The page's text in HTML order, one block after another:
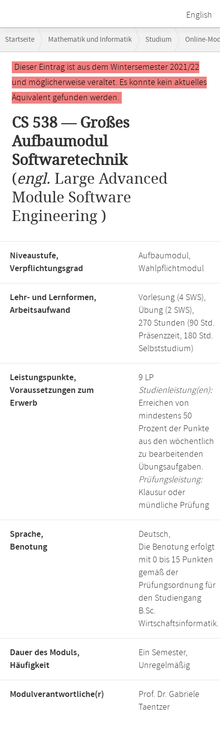
English
Navigation
Startseite Mathematik und Informatik Studium Online-
Hauptinhalt
Dieser Eintrag ist aus dem Wintersemester 2021/22
und möglicherweise veraltet. Es konnte kein aktuelles
Äquivalent gefunden werden.
CS 538 — Großes
Aufbaumodul
Softwaretechnik
(engl. Large Advanced
Module Software
Engineering )
Niveaustufe,
Verpflichtungsgrad
Aufbaumodul,
Wahlpflichtmodul
Lehr- und Lernformen,
Arbeitsaufwand
Vorlesung (4 SWS),
Übung (2 SWS),
270 Stunden (90 Std.
Präsenzzeit, 180 Std.
Selbststudium)
Leistungspunkte,
Voraussetzungen zum
Erwerb
9 LP
Studienleistung(en):
Erreichen von
mindestens 50
Prozent der Punkte
aus den wöchentlich
zu bearbeitenden
Übungsaufgaben.
Prüfungsleistung:
Klausur oder
mündliche Prüfung
Sprache,
Benotung
Deutsch,
Die Benotung erfolgt
mit 0 bis 15 Punkten
gemäß der
Prüfungsordnung für
den Studiengang
B.Sc.
Wirtschaftsinformatik.
Dauer des Moduls,
Häufigkeit
Ein Semester,
Unregelmäßig
Modulverantwortliche(r)
Prof. Dr. Gabriele
Taentzer